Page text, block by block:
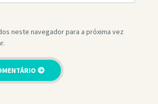
neste navegador para a próxima vez